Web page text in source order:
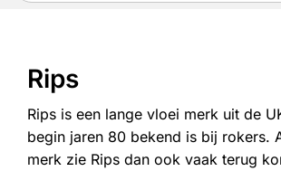
Rips
Rips is een lange vloei merk uit de
begin jaren 80 bekend is bij rokers.
merk zie Rips dan ook vaak terug